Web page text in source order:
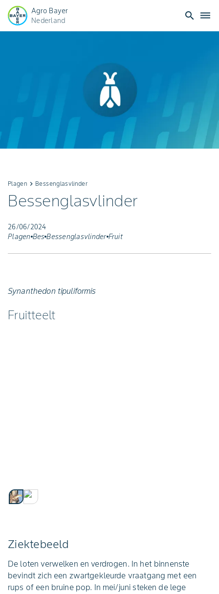
Agro Bayer
Nederland
search dehaze
Plagen keyboard_arrow_right Bessenglasvlinder
Bessenglasvlinder
26/06/2024
Plagen Bes Bessenglasvlinder Fruit
Synanthedon tipuliformis
Fruitteelt
Ziektebeeld
De loten verwelken en verdrogen. In het binnenste
bevindt zich een zwartgekleurde vraatgang met een
rups of een bruine pop. In mei/juni steken de lege